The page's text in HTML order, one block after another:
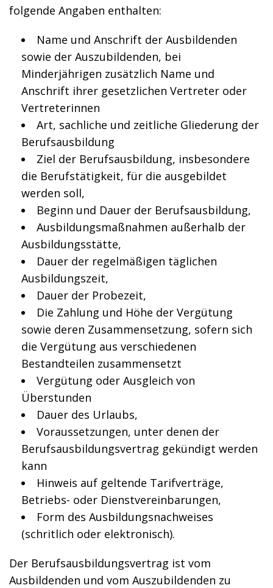
folgende Angaben enthalten:
Name und Anschrift der Ausbildenden
sowie der Auszubildenden, bei
Minderjährigen zusätzlich Name und
Anschrift ihrer gesetzlichen Vertreter oder
Vertreterinnen
Art, sachliche und zeitliche Gliederung der
Berufsausbildung
Ziel der Berufsausbildung, insbesondere
die Berufstätigkeit, für die ausgebildet
werden soll,
Beginn und Dauer der Berufsausbildung,
Ausbildungsmaßnahmen außerhalb der
Ausbildungsstätte,
Dauer der regelmäßigen täglichen
Ausbildungszeit,
Dauer der Probezeit,
Die Zahlung und Höhe der Vergütung
sowie deren Zusammensetzung, sofern sich
die Vergütung aus verschiedenen
Bestandteilen zusammensetzt
Vergütung oder Ausgleich von
Überstunden
Dauer des Urlaubs,
Voraussetzungen, unter denen der
Berufsausbildungsvertrag gekündigt werden
kann
Hinweis auf geltende Tarifverträge,
Betriebs- oder Dienstvereinbarungen,
Form des Ausbildungsnachweises
(schritlich oder elektronisch).
Der Berufsausbildungsvertrag ist vom
Ausbildenden und vom Auszubildenden zu